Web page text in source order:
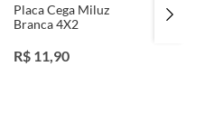
Placa Cega Miluz
Branca 4X2
R$ 11,90